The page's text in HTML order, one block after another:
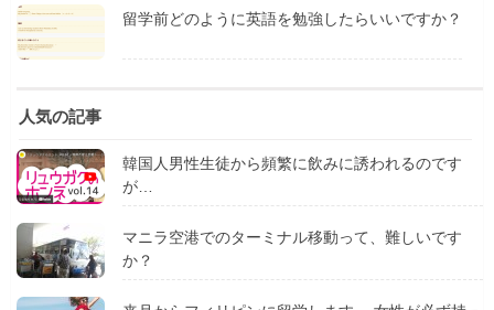
留学前どのように英語を勉強したらいいですか？
人気の記事
韓国人男性生徒から頻繁に飲みに誘われるのです
が…
マニラ空港でのターミナル移動って、難しいです
か？